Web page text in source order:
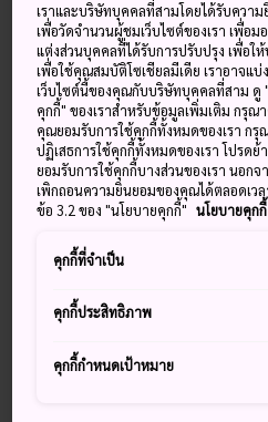
คำสำคัญ แผนที่
ยินดีต้อนรับสู่ฤดูใบ
เงาของดอกซากุระ
เทศกาลดอกซากุระคิตะคามิเทน
เดือนเมษายนไปจนถึงต้นเดือนพ
นโชจิ
หากพิจารณาจากหนึ่งในส
โทโฮคุ
โนะดาเตะ
ในอาคิตะ เท็นโ
เราและบริษัทบุคคลที่สามโดยได้รับควา
เพื่อวัดจำนวนผู้ชมเว็บไซต์ของเรา เพื่อ
แต่งส่วนบุคคลที่ได้รับการปรับปรุง เพื่อใ
เพื่อใช้คุณสมบัติโซเชียลมีเดีย เราอาจแ
เว็บไซต์นี้ของคุณกับบริษัทบุคคลที่สาม ดู
คุกกี้" ของเราสำหรับข้อมูลเพิ่มเติม กรุ
คุณยอมรับการใช้คุกกี้ทั้งหมดของเรา กรุ
ปฏิเสธการใช้คุกกี้ทั้งหมดของเรา โปรด
ยอมรับการใช้คุกกี้บางส่วนของเรา นอก
เพิกถอนความยินยอมของคุณได้ตลอดเว
ข้อ 3.2 ของ "นโยบายคุกกี้" นโยบายคุกกี้
คุกกี้ที่จำเป็น
คุกกี้ประสิทธิภาพ
คุกกี้กำหนดเป้าหมาย